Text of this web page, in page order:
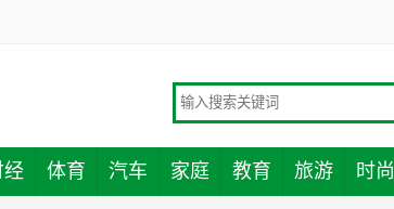
经 体育 汽车 家庭 教育 旅游 时尚